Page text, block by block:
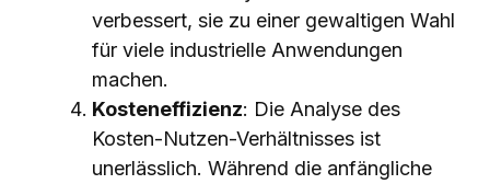
verbessert, sie zu einer gewaltigen Wahl
für viele industrielle Anwendungen
machen.
Kosteneffizienz: Die Analyse des
Kosten-Nutzen-Verhältnisses ist
unerlässlich. Während die anfängliche